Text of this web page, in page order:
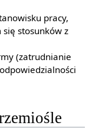
pracy,
się stosunków z
(zatrudnianie